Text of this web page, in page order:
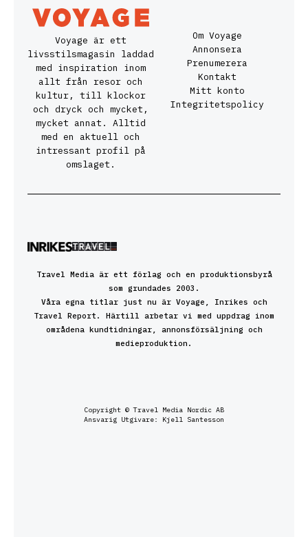
Voyage är ett
livsstilsmagasin laddad
med inspiration inom
allt från resor och
kultur, till klockor
och dryck och mycket,
mycket annat. Alltid
med en aktuell och
intressant profil på
omslaget.
Om Voyage
Annonsera
Prenumerera
Kontakt
Mitt konto
Integritetspolicy
Travel Media är ett förlag och en produktionsbyrå
som grundades 2003.
Våra egna titlar just nu är Voyage, Inrikes och
Travel Report. Härtill arbetar vi med uppdrag inom
områdena kundtidningar, annonsförsäljning och
medieproduktion.
Copyright © Travel Media Nordic AB
Ansvarig Utgivare: Kjell Santesson